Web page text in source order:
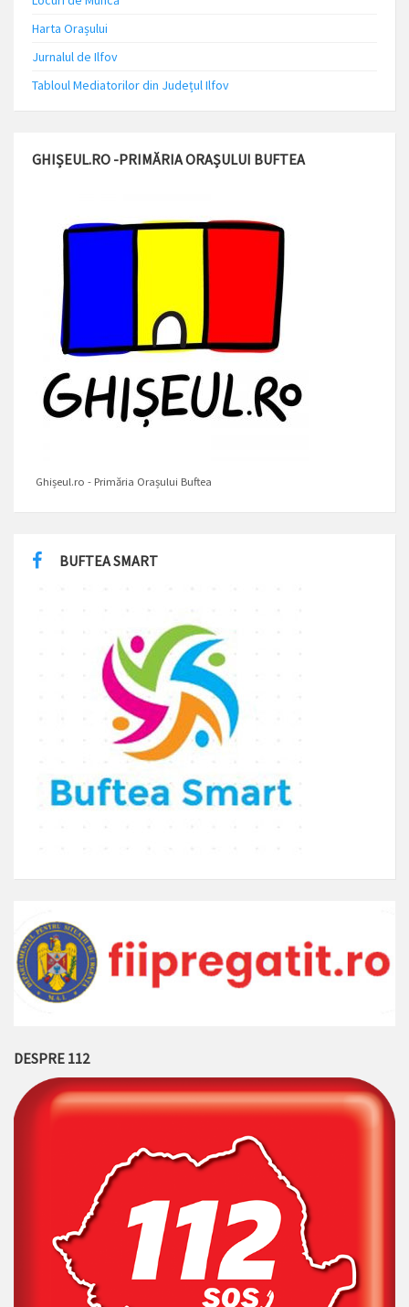
Harta Orașului
Jurnalul de Ilfov
Tabloul Mediatorilor din Județul Ilfov
GHIȘEUL.RO -PRIMĂRIA ORAȘULUI BUFTEA
Ghișeul.ro - Primăria Orașului Buftea
BUFTEA SMART
DESPRE 112